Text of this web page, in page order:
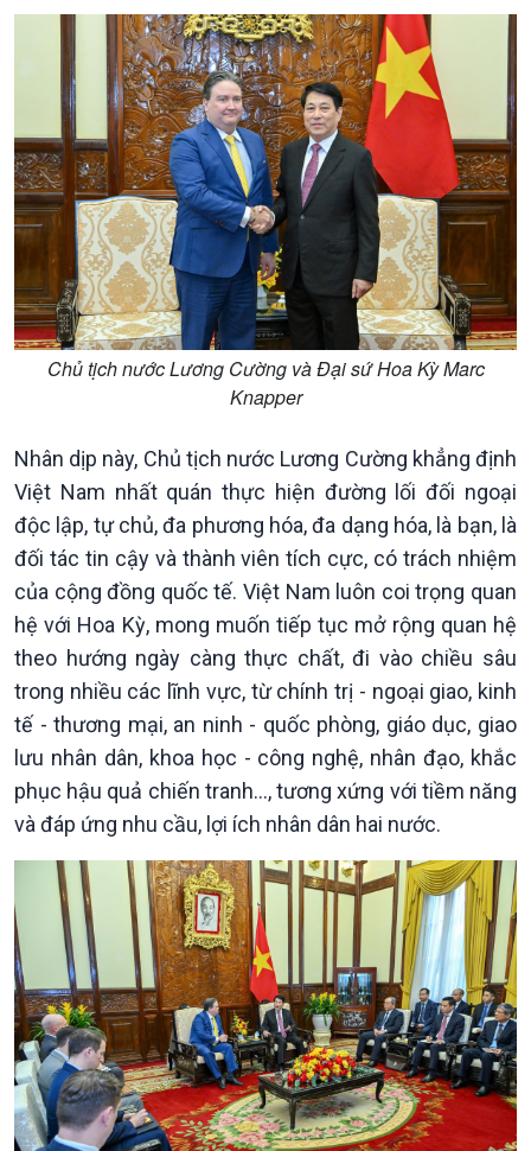
Khởi nghiệp
Tuyên chiến với gian lận
thương mại
Tâm tình biên giới và hải
đảo
Tìm hiểu biển, đảo Việt
Nam
Xã hội
Tin Đời sống & Xã hội
360 độ Sức khỏe
Chuyển đổi Xanh
Tài nguyên và Môi trường
Chuyên gia của bạn
Xã hội chuyển động
Bước chân đến trường
Khoa học & Công nghệ
Tin Khoa học & Công nghệ
Kết nối công nghệ
Sống chung với biến đổi
khí hậu
Chủ tịch nước Lương Cường và Đại sứ Hoa Kỳ Marc
Knapper
Nhân dịp này, Chủ tịch nước Lương Cường khẳng định
Việt Nam nhất quán thực hiện đường lối đối ngoại
độc lập, tự chủ, đa phương hóa, đa dạng hóa, là bạn, là
đối tác tin cậy và thành viên tích cực, có trách nhiệm
của cộng đồng quốc tế. Việt Nam luôn coi trọng quan
hệ với Hoa Kỳ, mong muốn tiếp tục mở rộng quan hệ
theo hướng ngày càng thực chất, đi vào chiều sâu
trong nhiều các lĩnh vực, từ chính trị - ngoại giao, kinh
tế - thương mại, an ninh - quốc phòng, giáo dục, giao
lưu nhân dân, khoa học - công nghệ, nhân đạo, khắc
phục hậu quả chiến tranh…, tương xứng với tiềm năng
và đáp ứng nhu cầu, lợi ích nhân dân hai nước.